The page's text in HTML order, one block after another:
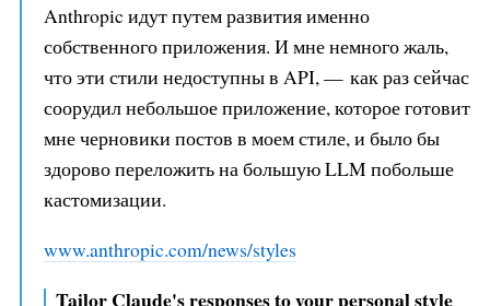
Anthropic идут путем развития именно
собственного приложения. И мне немного жаль,
что эти стили недоступны в API, — как раз сейчас
соорудил небольшое приложение, которое готовит
мне черновики постов в моем стиле, и было бы
здорово переложить на большую LLM побольше
кастомизации.
www.anthropic.com/news/styles
Tailor Claude's responses to your personal style